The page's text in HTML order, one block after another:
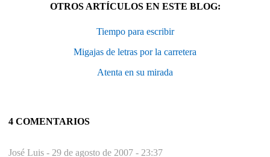
OTROS ARTÍCULOS EN ESTE BLOG:
Tiempo para escribir
Migajas de letras por la carretera
Atenta en su mirada
4 COMENTARIOS
José Luis - 29 de agosto de 2007 - 23:37